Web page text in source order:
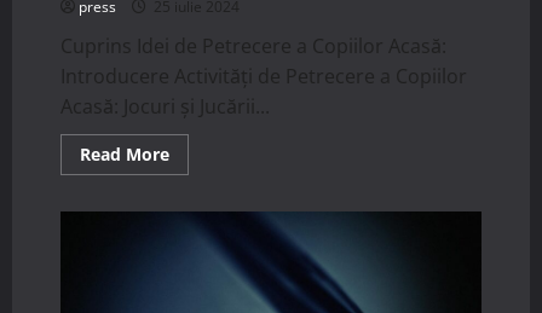
press 25 iulie 2024
Cuprins Idei de Petrecere a Copiilor Acasă:
Introducere Activități de Petrecere a Copiilor
Acasă: Jocuri și Jucării...
Read MoreRead
more
Copiilor
Acasă: